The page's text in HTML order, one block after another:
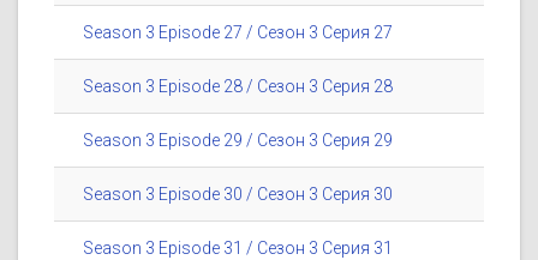
Season 3 Episode 27 / Сезон 3 Серия 27
Season 3 Episode 28 / Сезон 3 Серия 28
Season 3 Episode 29 / Сезон 3 Серия 29
Season 3 Episode 30 / Сезон 3 Серия 30
Season 3 Episode 31 / Сезон 3 Серия 31